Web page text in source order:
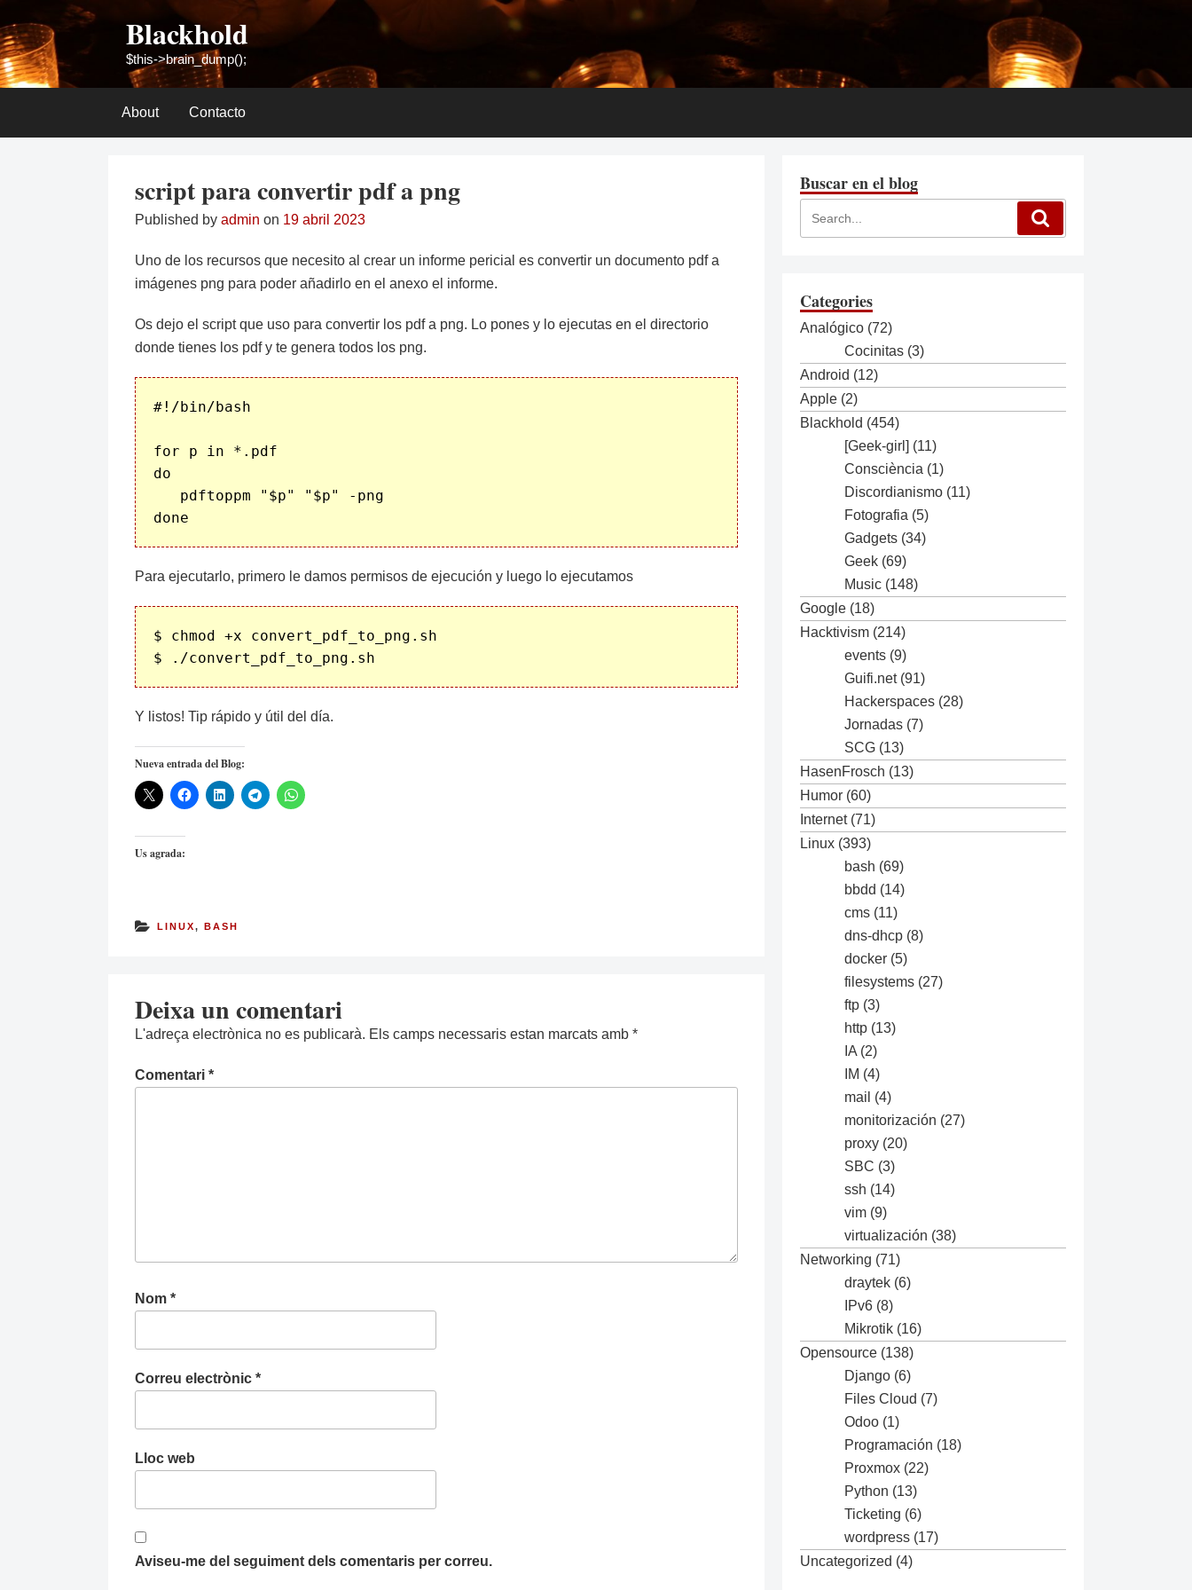
to
content
Blackhold
$this->brain_dump();
About Contacto
script para convertir pdf a png
Published by admin on 19 abril 2023
Uno de los recursos que necesito al crear un informe pericial es convertir un documento pdf a
imágenes png para poder añadirlo en el anexo el informe.
Os dejo el script que uso para convertir los pdf a png. Lo pones y lo ejecutas en el directorio
donde tienes los pdf y te genera todos los png.
#!/bin/bash
for p in *.pdf
do
   pdftoppm "$p" "$p" -png
Para ejecutarlo, primero le damos permisos de ejecución y luego lo ejecutamos
$ chmod +x convert_pdf_to_png.sh
Y listos! Tip rápido y útil del día.
Nueva entrada del Blog:
Us agrada:
LINUX, BASH
Deixa un comentari
L'adreça electrònica no es publicarà. Els camps necessaris estan marcats amb *
Comentari *
Nom *
Correu electrònic *
Lloc web
Aviseu-me del seguiment dels comentaris per correu.
Buscar en el blog
Categories
Analógico (72)
Cocinitas (3)
Android (12)
Apple (2)
Blackhold (454)
[Geek-girl] (11)
Consciència (1)
Discordianismo (11)
Fotografia (5)
Gadgets (34)
Geek (69)
Music (148)
Google (18)
Hacktivism (214)
events (9)
Guifi.net(91)
Hackerspaces (28)
Jornadas (7)
SCG (13)
HasenFrosch (13)
Humor (60)
Internet(71)
Linux (393)
bash (69)
bbdd (14)
cms (11)
dns-dhcp (8)
docker (5)
filesystems (27)
ftp (3)
http (13)
IA (2)
IM (4)
mail (4)
monitorización (27)
proxy (20)
SBC (3)
ssh (14)
vim (9)
virtualización (38)
Networking (71)
draytek (6)
IPv6 (8)
Mikrotik (16)
Opensource (138)
Django (6)
Files Cloud (7)
Odoo (1)
Programación (18)
Proxmox (22)
Python (13)
Ticketing (6)
wordpress (17)
Uncategorized (4)